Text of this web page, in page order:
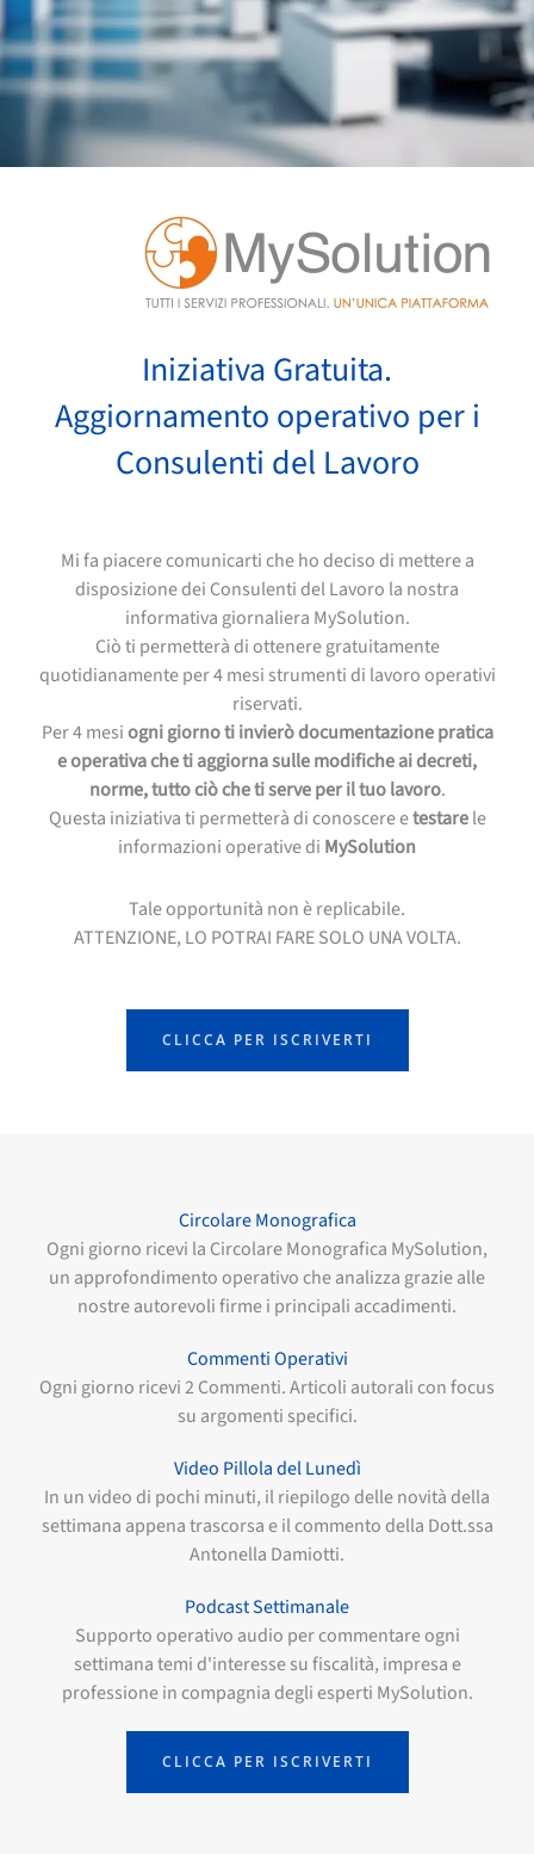
Iniziativa Gratuita.
Aggiornamento operativo per i
Consulenti del Lavoro
Mi fa piacere comunicarti che ho deciso di mettere a
disposizione dei Consulenti del Lavoro la nostra
informativa giornaliera MySolution.
Ciò ti permetterà di ottenere gratuitamente
quotidianamente per 4 mesi strumenti di lavoro operativi
riservati.
Per 4 mesiogni giorno ti invierò documentazione pratica
e operativa che ti aggiorna sulle modifiche ai decreti,
norme, tutto ciò che ti serve per il tuo lavoro.
Questa iniziativa ti permetterà di conoscere etestarele
informazioni operative di MySolution
Tale opportunità non è replicabile.
ATTENZIONE, LO POTRAI FARE SOLO UNA VOLTA.
CLICCA PER ISCRIVERTI
Circolare Monografica
Ogni giorno ricevi la Circolare Monografica MySolution,
un approfondimento operativo che analizza grazie alle
nostre autorevoli firme i principali accadimenti.
Commenti Operativi
Ogni giorno ricevi 2 Commenti. Articoli autorali con focus
su argomenti specifici.
Video Pillola del Lunedì
In un video di pochi minuti, il riepilogo delle novità della
settimana appena trascorsa e il commento della Dott.ssa
Antonella Damiotti.
Podcast Settimanale
Supporto operativo audio per commentare ogni
settimana temi d'interesse su fiscalità, impresa e
professione in compagnia degli esperti MySolution.
CLICCA PER ISCRIVERTI